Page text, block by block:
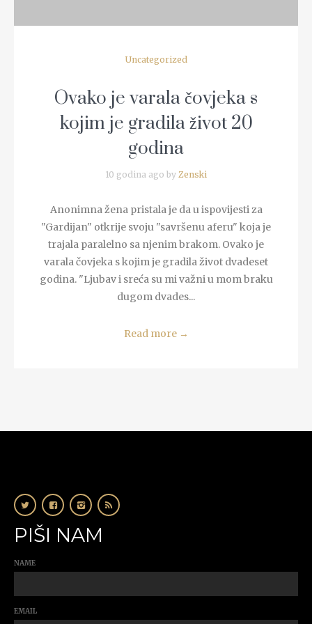
Uncategorized
Ovako je varala čovjeka s
kojim je gradila život 20
godina
10 godina ago by Zenski
Anonimna žena pristala je da u ispovijesti za
"Gardijan" otkrije svoju "savršenu aferu" koja je
trajala paralelno sa njenim brakom. Ovako je
varala čovjeka s kojim je gradila život dvadeset
godina. "Ljubav i sreća su mi važni u mom braku
dugom dvades...
Read more →
PIŠI NAM
NAME
EMAIL